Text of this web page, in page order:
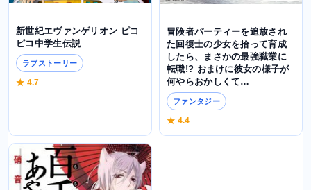
新世紀エヴァンゲリオン ピコ
ピコ中学生伝説
ラブストーリー
★ 4.7
冒険者パーティーを追放され
た回復士の少女を拾って育成
したら、まさかの最強職業に
転職!? おまけに彼女の様子が
何やらおかしくて…
ファンタジー
★ 4.4